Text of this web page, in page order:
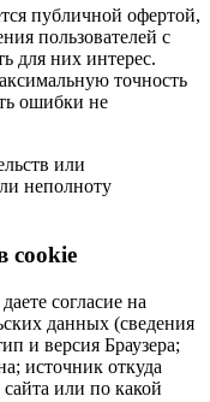
публичной офертой,
пользователей с
для них интерес.
точность
ошибки не
или
неполноту
cookie
согласие на
данных (сведения
и версия Браузера;
источник откуда
или по какой